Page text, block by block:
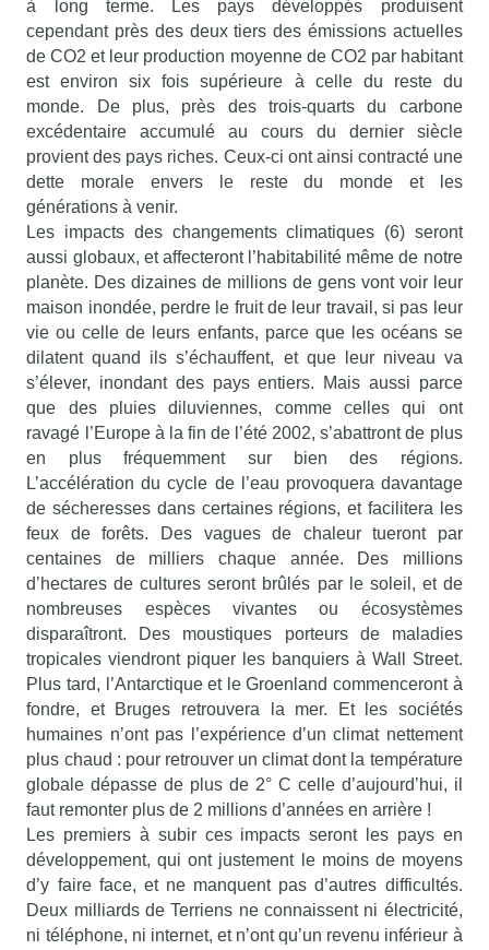
à long terme. Les pays développés produisent
cependant près des deux tiers des émissions actuelles
de CO2 et leur production moyenne de CO2 par habitant
est environ six fois supérieure à celle du reste du
monde. De plus, près des trois-quarts du carbone
excédentaire accumulé au cours du dernier siècle
provient des pays riches. Ceux-ci ont ainsi contracté une
dette morale envers le reste du monde et les
générations à venir.
Les impacts des changements climatiques (6) seront
aussi globaux, et affecteront l’habitabilité même de notre
planète. Des dizaines de millions de gens vont voir leur
maison inondée, perdre le fruit de leur travail, si pas leur
vie ou celle de leurs enfants, parce que les océans se
dilatent quand ils s’échauffent, et que leur niveau va
s’élever, inondant des pays entiers. Mais aussi parce
que des pluies diluviennes, comme celles qui ont
ravagé l’Europe à la fin de l’été 2002, s’abattront de plus
en plus fréquemment sur bien des régions.
L’accélération du cycle de l’eau provoquera davantage
de sécheresses dans certaines régions, et facilitera les
feux de forêts. Des vagues de chaleur tueront par
centaines de milliers chaque année. Des millions
d’hectares de cultures seront brûlés par le soleil, et de
nombreuses espèces vivantes ou écosystèmes
disparaîtront. Des moustiques porteurs de maladies
tropicales viendront piquer les banquiers à Wall Street.
Plus tard, l’Antarctique et le Groenland commenceront à
fondre, et Bruges retrouvera la mer. Et les sociétés
humaines n’ont pas l’expérience d’un climat nettement
plus chaud : pour retrouver un climat dont la température
globale dépasse de plus de 2° C celle d’aujourd’hui, il
faut remonter plus de 2 millions d’années en arrière !
Les premiers à subir ces impacts seront les pays en
développement, qui ont justement le moins de moyens
d’y faire face, et ne manquent pas d’autres difficultés.
Deux milliards de Terriens ne connaissent ni électricité,
ni téléphone, ni internet, et n’ont qu’un revenu inférieur à